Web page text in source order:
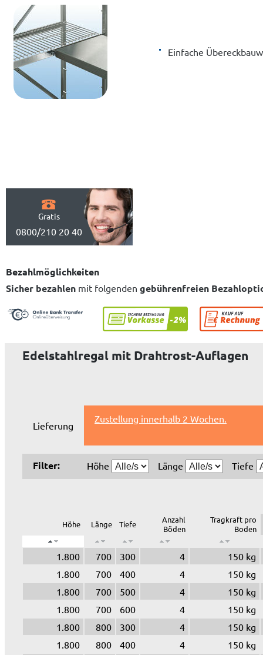
Einfache
Gratis
0800/210 20 40
Bezahlmöglichkeiten
Sicher bezahlen mit folgenden gebührenfreien
Edelstahlregal mit Drahtrost-Auflagen
Lieferung
Zustellung innerhalb 2 Wochen.
Filter: Höhe Länge Tiefe
Höhe Länge Tiefe
Anzahl
Böden
Tragkraft pro
Boden
1.800 700 300 4
150 kg
1.800
700 400 4
150 kg
1.800
700 500 4
150 kg
1.800
700 600 4
150 kg
1.800
800 300 4
150 kg
1.800
800 400 4 150 kg